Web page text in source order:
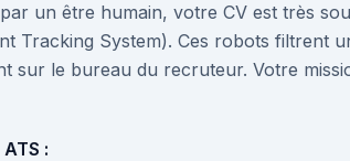
un être humain, votre CV est très
Tracking System). Ces robots filtrent
sur le bureau du recruteur. Votre
: